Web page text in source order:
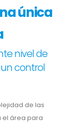
única
nivel de
control
de las
el área para